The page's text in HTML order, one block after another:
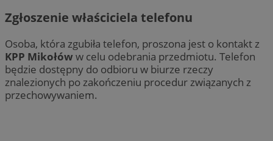
Zgłoszenie właściciela telefonu
Osoba, która zgubiła telefon, proszona jest o kontakt z
KPP Mikołów w celu odebrania przedmiotu. Telefon
będzie dostępny do odbioru w biurze rzeczy
znalezionych po zakończeniu procedur związanych z
przechowywaniem.